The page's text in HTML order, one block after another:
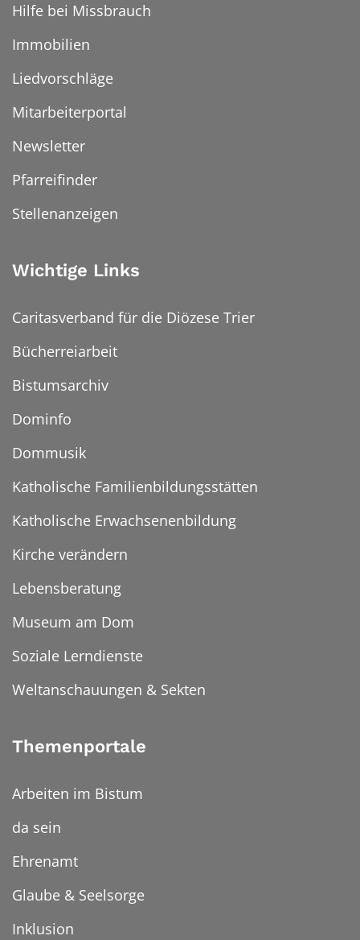
Hilfe bei Missbrauch
Immobilien
Liedvorschläge
Mitarbeiterportal
Newsletter
Pfarreifinder
Stellenanzeigen
Wichtige Links
Caritasverband für die Diözese Trier
Bücherreiarbeit
Bistumsarchiv
Dominfo
Dommusik
Katholische Familienbildungsstätten
Katholische Erwachsenenbildung
Kirche verändern
Lebensberatung
Museum am Dom
Soziale Lerndienste
Weltanschauungen & Sekten
Themenportale
Arbeiten im Bistum
da sein
Ehrenamt
Glaube & Seelsorge
Inklusion